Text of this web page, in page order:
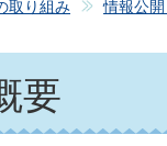
取り組み
情報公
要